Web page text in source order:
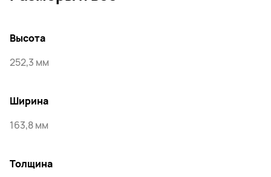
Высота
252,3 мм
Ширина
163,8 мм
Толщина